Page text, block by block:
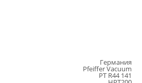
Германия
Pfeiffer Vacuum
PT R44 141